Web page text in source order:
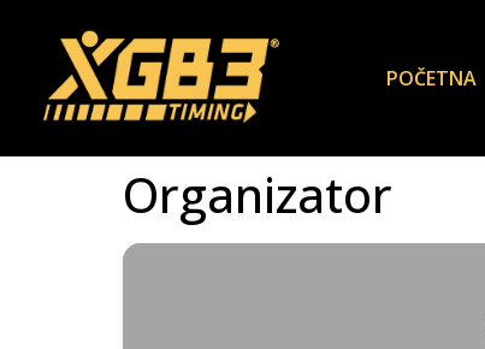
POČETNA
Organizator